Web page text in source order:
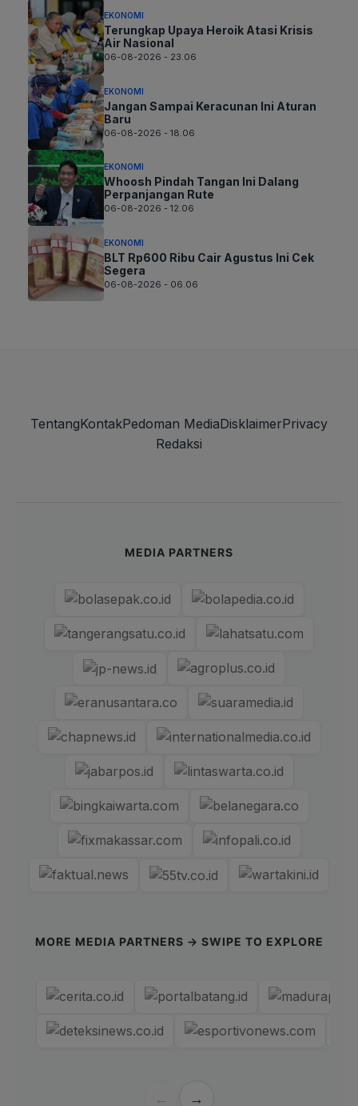
EKONOMI
Terungkap Upaya Heroik Atasi Krisis
Air Nasional
06-08-2026 - 23.06
EKONOMI
Jangan Sampai Keracunan Ini Aturan
Baru
06-08-2026 - 18.06
EKONOMI
Whoosh Pindah Tangan Ini Dalang
Perpanjangan Rute
06-08-2026 - 12.06
EKONOMI
BLT Rp600 Ribu Cair Agustus Ini Cek
Segera
06-08-2026 - 06.06
TentangKontakPedoman MediaDisklaimerPrivacy
Redaksi
MEDIA PARTNERS
MORE MEDIA PARTNERS → SWIPE TO EXPLORE
← →